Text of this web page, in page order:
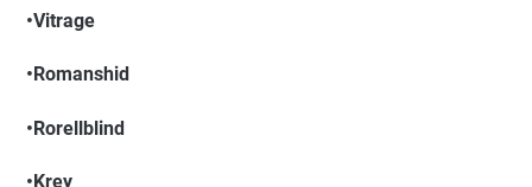
•Vitrage
•Romanshid
•Rorellblind
•Krey